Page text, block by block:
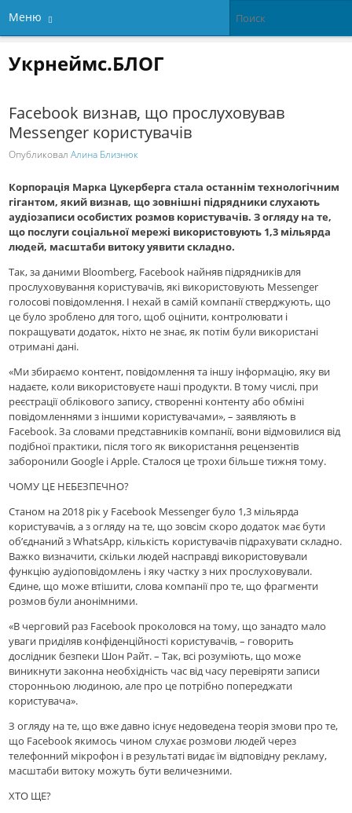
Меню
Укрнеймс.БЛОГ
Facebook визнав, що прослуховував
Messenger користувачів
ОпубликовалАлина Близнюк
Корпорація Марка Цукерберга стала останнім технологічним
гігантом, який визнав, що зовнішні підрядники слухають
аудіозаписи особистих розмов користувачів. З огляду на те,
що послуги соціальної мережі використовують 1,3 мільярда
людей, масштаби витоку уявити складно.
Так, за даними Bloomberg, Facebook найняв підрядників для
прослуховування користувачів, які використовують Messenger
голосові повідомлення. І нехай в самій компанії стверджують, що
це було зроблено для того, щоб оцінити, контролювати і
покращувати додаток, ніхто не знає, як потім були використані
отримані дані.
«Ми збираємо контент, повідомлення та іншу інформацію, яку ви
надаєте, коли використовуєте наші продукти. В тому числі, при
реєстрації облікового запису, створенні контенту або обміні
повідомленнями з іншими користувачами», – заявляють в
Facebook. За словами представників компанії, вони відмовилися від
подібної практики, після того як використання рецензентів
заборонили Google і Apple. Сталося це трохи більше тижня тому.
ЧОМУ ЦЕ НЕБЕЗПЕЧНО?
Станом на 2018 рік у Facebook Messenger було 1,3 мільярда
користувачів, а з огляду на те, що зовсім скоро додаток має бути
об’єднаний з WhatsApp, кількість користувачів підрахувати складно.
Важко визначити, скільки людей насправді використовували
функцію аудіоповідомлень і яку частку з них прослуховували.
Єдине, що може втішити, слова компанії про те, що фрагменти
розмов були анонімними.
«В черговий раз Facebook проколовся на тому, що занадто мало
уваги приділяв конфіденційності користувачів, – говорить
дослідник безпеки Шон Райт. – Так, всі розуміють, що може
виникнути законна необхідність час від часу перевіряти записи
сторонньою людиною, але про це потрібно попереджати
користувача».
З огляду на те, що вже давно існує недоведена теорія змови про те,
що Facebook якимось чином слухає розмови людей через
телефонний мікрофон і в результаті видає їм відповідну рекламу,
масштаби витоку можуть бути величезними.
ХТО ЩЕ?